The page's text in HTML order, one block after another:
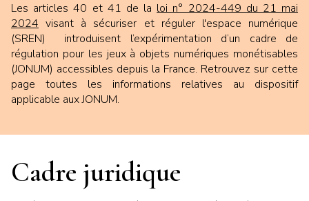
Les articles 40 et 41 de la loi n° 2024-449 du 21 mai
2024 visant à sécuriser et réguler l'espace numérique
(SREN)
introduisent l’expérimentation d’un cadre de
régulation pour les jeux à objets numériques monétisables
(JONUM) accessibles depuis la France. Retrouvez sur cette
page toutes les informations relatives au dispositif
applicable aux JONUM.
Cadre juridique